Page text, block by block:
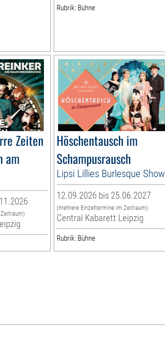
Rubrik: Bühne
Zeiten
am
Höschentausch im
Schampusrausch
Lipsi Lillies Burlesque Show
12.09.2026 bis 25.06.2027
(mehrere Einzeltermine im Zeitraum)
Central Kabarett Leipzig
Rubrik: Bühne